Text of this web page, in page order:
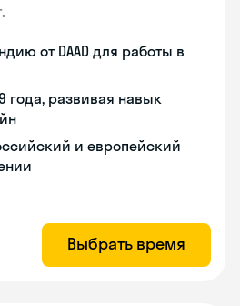
от DAAD для работы в
года, развивая навык
и европейский
Выбрать время